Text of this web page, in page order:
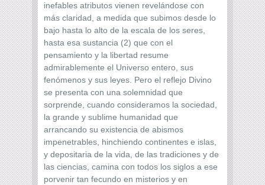
inefables atributos vienen revelándose con
más claridad, a medida que subimos desde lo
bajo hasta lo alto de la escala de los seres,
hasta esa sustancia (2) que con el
pensamiento y la libertad resume
admirablemente el Universo entero, sus
fenómenos y sus leyes. Pero el reflejo Divino
se presenta con una solemnidad que
sorprende, cuando consideramos la sociedad,
la grande y sublime humanidad que
arrancando su existencia de abismos
impenetrables, hinchiendo continentes e islas,
y depositaria de la vida, de las tradiciones y de
las ciencias, camina con todos los siglos a ese
porvenir tan fecundo en misterios y en